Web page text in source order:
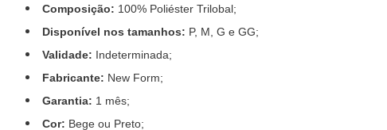
Composição: 100% Poliéster Trilobal;
Disponível nos tamanhos: P, M, G e GG;
Validade: Indeterminada;
Fabricante: New Form;
Garantia: 1 mês;
Cor: Bege ou Preto;